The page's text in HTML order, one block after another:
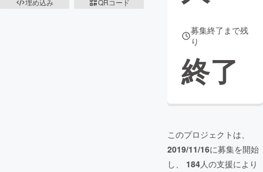
埋め込み
QRコード
募集終了まで残
り
終了
このプロジェクトは、
2019/11/16に募集を開始
し、 184人の支援により